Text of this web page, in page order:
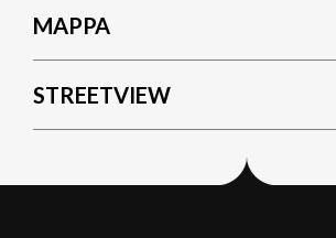
MAPPA
STREETVIEW